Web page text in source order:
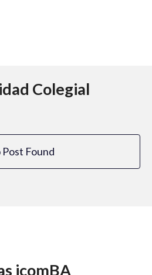
Colegial
Post Found
icomBA